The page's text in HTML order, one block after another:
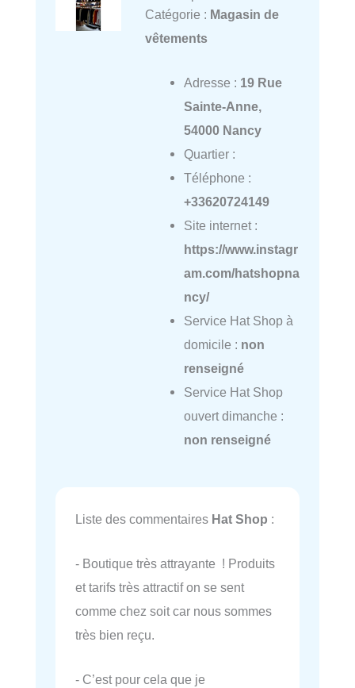
Catégorie : Magasin de
vêtements
Adresse : 19 Rue
Sainte-Anne,
54000 Nancy
Quartier :
Téléphone :
+33620724149
Site internet :
https://www.instagr
am.com/hatshopna
ncy/
Service Hat Shop à
domicile : non
renseigné
Service Hat Shop
ouvert dimanche :
non renseigné
Liste des commentaires Hat Shop :
- Boutique très attrayante ! Produits
et tarifs très attractif on se sent
comme chez soit car nous sommes
très bien reçu.
- C’est pour cela que je